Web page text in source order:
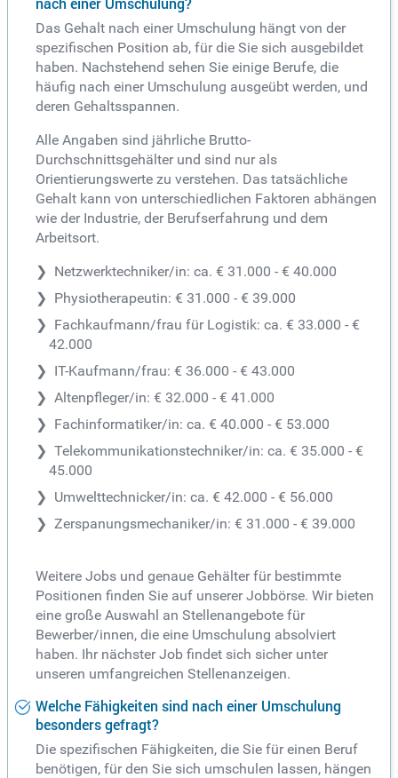
Das Gehalt nach einer Umschulung hängt von der
spezifischen Position ab, für die Sie sich ausgebildet
haben. Nachstehend sehen Sie einige Berufe, die
häufig nach einer Umschulung ausgeübt werden, und
deren Gehaltsspannen.
Alle Angaben sind jährliche Brutto-
Durchschnittsgehälter und sind nur als
Orientierungswerte zu verstehen. Das tatsächliche
Gehalt kann von unterschiedlichen Faktoren abhängen
wie der Industrie, der Berufserfahrung und dem
Arbeitsort.
Netzwerktechniker/in: ca. € 31.000 - € 40.000
Physiotherapeutin: € 31.000 - € 39.000
Fachkaufmann/frau für Logistik: ca. € 33.000 - €
42.000
IT-Kaufmann/frau: € 36.000 - € 43.000
Altenpfleger/in: € 32.000 - € 41.000
Fachinformatiker/in: ca. € 40.000 - € 53.000
Telekommunikationstechniker/in: ca. € 35.000 - €
45.000
Umwelttechnicker/in: ca. € 42.000 - € 56.000
Zerspanungsmechaniker/in: € 31.000 - € 39.000
Weitere Jobs und genaue Gehälter für bestimmte
Positionen finden Sie auf unserer Jobbörse. Wir bieten
eine große Auswahl an Stellenangebote für
Bewerber/innen, die eine Umschulung absolviert
haben. Ihr nächster Job findet sich sicher unter
unseren umfangreichen Stellenanzeigen.
Welche Fähigkeiten sind nach einer Umschulung
besonders gefragt?
Die spezifischen Fähigkeiten, die Sie für einen Beruf
benötigen, für den Sie sich umschulen lassen, hängen